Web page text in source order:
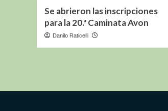
Se abrieron las inscripciones
para la 20.ª Caminata Avon
Danilo Raticelli